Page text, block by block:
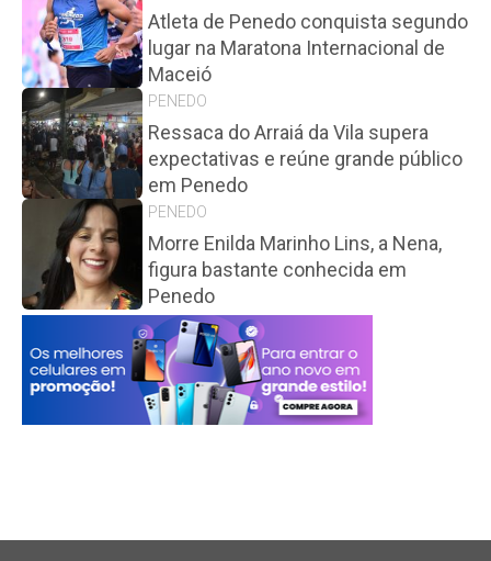
Atleta de Penedo conquista segundo
lugar na Maratona Internacional de
Maceió
PENEDO
Ressaca do Arraiá da Vila supera
expectativas e reúne grande público
em Penedo
PENEDO
Morre Enilda Marinho Lins, a Nena,
figura bastante conhecida em
Penedo